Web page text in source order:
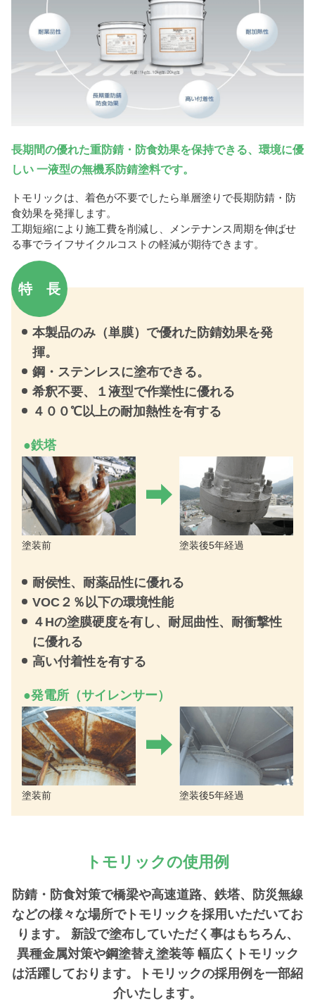
長期間の優れた重防錆・防食効果を保持できる、環境に優
しい 一液型の無機系防錆塗料です。
トモリックは、着色が不要でしたら単層塗りで長期防錆・防
食効果を発揮します。
工期短縮により施工費を削減し、メンテナンス周期を伸ばせ
る事でライフサイクルコストの軽減が期待できます。
特 長
本製品のみ（単膜）で優れた防錆効果を発
揮。
鋼・ステンレスに塗布できる。
希釈不要、１液型で作業性に優れる
４００℃以上の耐加熱性を有する
●鉄塔
塗装前 塗装後5年経過
耐侯性、耐薬品性に優れる
VOC２％以下の環境性能
４Hの塗膜硬度を有し、耐屈曲性、耐衝撃性
に優れる
高い付着性を有する
●発電所（サイレンサー）
塗装前 塗装後5年経過
トモリックの使用例
防錆・防食対策で橋梁や高速道路、鉄塔、防災無線
などの様々な場所でトモリックを採用いただいてお
ります。
新設で塗布していただく事はもちろん、
異種金属対策や鋼塗替え塗装等幅広くトモリック
は活躍しております。トモリックの採用例を一部紹
介いたします。